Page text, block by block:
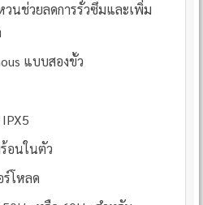
นช่วยลดการรั่วซึมและเพิ่ม
แบบสองขั้ว
อนในตัว
ร์โหลด